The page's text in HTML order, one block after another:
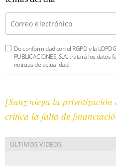
De conformidad con el RGPD y la
PUBLICACIONES, S.A. tratará los
noticias de actualidad.
[Sanz niega la
critica la falta de